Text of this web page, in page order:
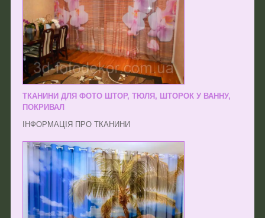
ТКАНИНИ ДЛЯ ФОТО ШТОР, ТЮЛЯ, ШТОРОК У ВАННУ,
ПОКРИВАЛ
ІНФОРМАЦІЯ ПРО ТКАНИНИ